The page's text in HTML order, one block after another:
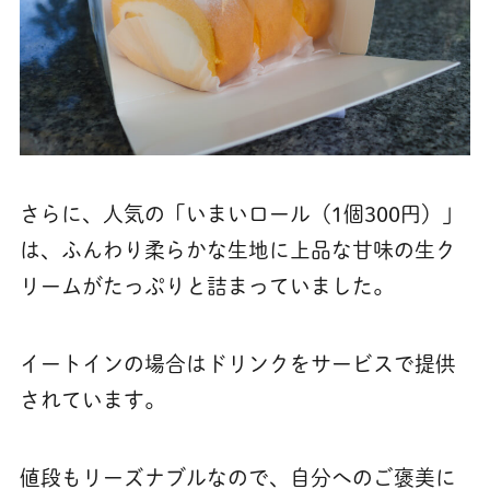
さらに、人気の「いまいロール（1個300円）」
は、ふんわり柔らかな生地に上品な甘味の生ク
リームがたっぷりと詰まっていました。
イートインの場合はドリンクをサービスで提供
されています。
値段もリーズナブルなので、自分へのご褒美に